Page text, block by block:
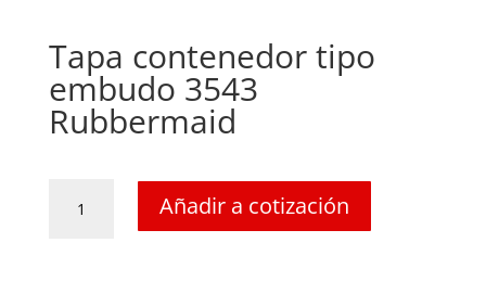
Tapa contenedor tipo
embudo 3543
Rubbermaid
contenedor
Añadir a cotización